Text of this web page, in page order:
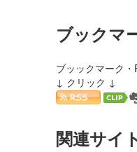
ブックマ
ブッックマーク
↓ クリック ↓
関連サイ